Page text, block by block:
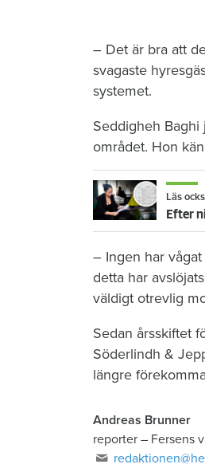
– Det är bra att
svagaste
systemet.
Seddigheh
området. Hon
Läs
Efter
– Ingen har
detta har
väldigt otrevlig
Sedan årsskiftet
Söderlindh &
längre
Andreas Brunner
reporter – Fersens